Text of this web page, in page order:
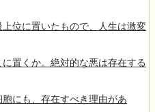
位に置いたもので、人生は激変
置くか。絶対的な悪は存在する
にも、存在すべき理由があ